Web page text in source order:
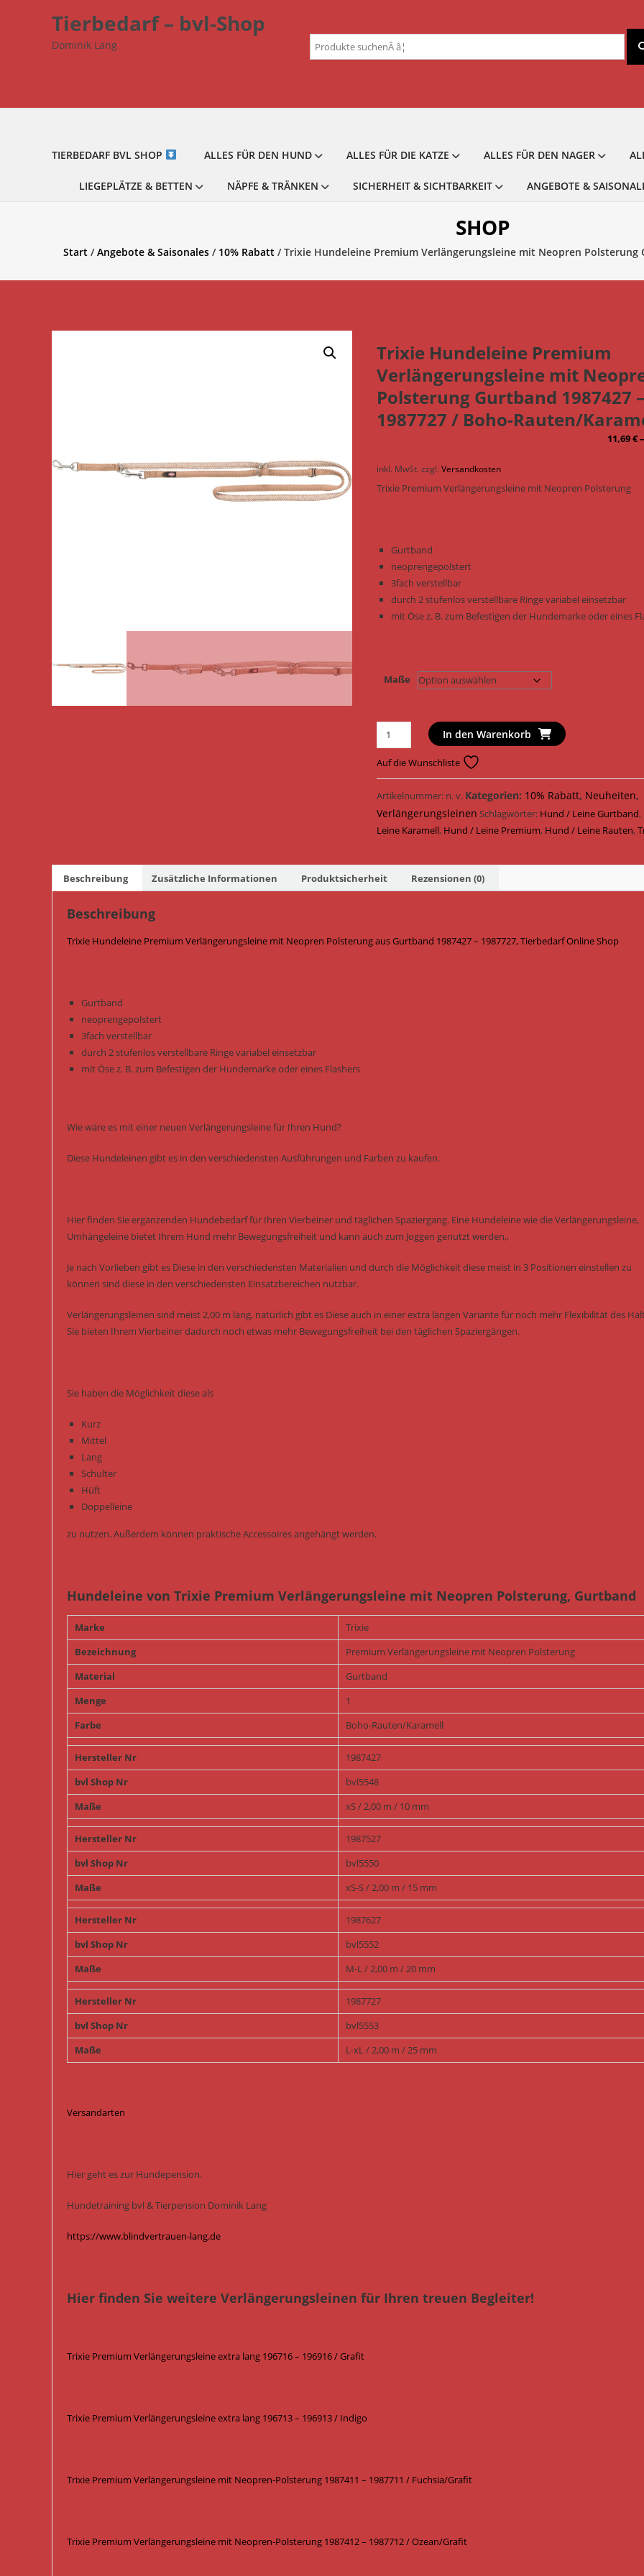
Tierbedarf – bvl-Shop
Dominik Lang
Suchen
nach:
TIERBEDARF BVL SHOP ALLES FÜR DEN HUND ALLES FÜR DIE KATZE ALLES FÜR DEN NAGER
LIEGEPLÄTZE & BETTEN NÄPFE & TRÄNKEN SICHERHEIT & SICHTBARKEIT ANGEBOTE &
SHOP
Start/Angebote & Saisonales/ 10% Rabatt/ Trixie Hundeleine Premium Verlängerungsleine mit Neopren Polsterung
Trixie Hundeleine Premium
Verlängerungsleine mit
Polsterung Gurtband 1987427
1987727 / Boho-Rauten/
11,69€
inkl. MwSt. zzgl.Versandkosten
Trixie Premium Verlängerungsleine mit Neopren Polsterung
Gurtband
neoprengepolstert
3fach verstellbar
durch 2 stufenlos verstellbare Ringe variabel einsetzbar
mit Öse z. B. zum Befestigen der Hundemarke oder eines
Maße
Trixie
Hundeleine
Premium
Verlängerungsleine
mit
Neopren
Polsterung
-
1987727
Rauten/Karamell
In den Warenkorb
Auf die Wunschliste
Artikelnummer: n. v. Kategorien: 10% Rabatt, Neuheiten,
Verlängerungsleinen Schlagwörter: Hund / Leine Gurtband,
Leine Karamell, Hund / Leine Premium, Hund / Leine Rauten,
Beschreibung Zusätzliche Informationen Produktsicherheit Rezensionen (0)
Beschreibung
Trixie Hundeleine Premium Verlängerungsleine mit Neopren Polsterung aus Gurtband 1987427 – 1987727, Tierbedarf Online Shop
Gurtband
neoprengepolstert
3fach verstellbar
durch 2 stufenlos verstellbare Ringe variabel einsetzbar
mit Öse z. B. zum Befestigen der Hundemarke oder eines Flashers
Wie wäre es mit einer neuen Verlängerungsleine für Ihren Hund?
Diese Hundeleinen gibt es in den verschiedensten Ausführungen und Farben zu kaufen.
Hier finden Sie ergänzenden Hundebedarf für Ihren Vierbeiner und täglichen Spaziergang. Eine Hundeleine wie die Verlängerungsleine,
Umhängeleine bietet Ihrem Hund mehr Bewegungsfreiheit und kann auch zum Joggen genutzt werden,.
Je nach Vorlieben gibt es Diese in den verschiedensten Materialien und durch die Möglichkeit diese meist in 3 Positionen einstellen zu
können sind diese in den verschiedensten Einsatzbereichen nutzbar.
Verlängerungsleinen sind meist 2,00 m lang, natürlich gibt es Diese auch in einer extra langen Variante für noch mehr Flexibilität des
Sie bieten Ihrem Vierbeiner dadurch noch etwas mehr Bewegungsfreiheit bei den täglichen Spaziergängen.
Sie haben die Möglichkeit diese als
Kurz
Mittel
Lang
Schulter
Hüft
Doppelleine
zu nutzen. Außerdem können praktische Accessoires angehängt werden.
Hundeleine von Trixie Premium Verlängerungsleine mit Neopren Polsterung, Gurtband
Marke
Trixie
Bezeichnung
Premium Verlängerungsleine mit Neopren Polsterung
Material
Gurtband
Menge
1
Farbe
Boho-Rauten/Karamell
Hersteller Nr
1987427
bvl Shop Nr
bvl5548
Maße
xS / 2,00 m / 10 mm
Hersteller Nr
1987527
bvl Shop Nr
bvl5550
Maße
xS-S / 2,00 m / 15 mm
Hersteller Nr
1987627
bvl Shop Nr
bvl5552
Maße
M-L / 2,00 m / 20 mm
Hersteller Nr
1987727
bvl Shop Nr
bvl5553
Maße
L-xL / 2,00 m / 25 mm
Versandarten
Hier geht es zur Hundepension.
Hundetraining bvl & Tierpension Dominik Lang
https://www.blindvertrauen-lang.de
Hier finden Sie weitere Verlängerungsleinen für Ihren treuen Begleiter!
Trixie Premium Verlängerungsleine extra lang 196716 – 196916 / Grafit
Trixie Premium Verlängerungsleine extra lang 196713 – 196913 / Indigo
Trixie Premium Verlängerungsleine mit Neopren-Polsterung 1987411 – 1987711 / Fuchsia/Grafit
Trixie Premium Verlängerungsleine mit Neopren-Polsterung 1987412 – 1987712 / Ozean/Grafit